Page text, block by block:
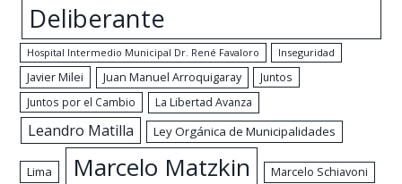
Deliberante
Hospital Intermedio Municipal Dr. René Favaloro Inseguridad
Javier Milei Juan Manuel Arroquigaray
Juntos
Juntos por el Cambio
La Libertad Avanza
Leandro Matilla Ley Orgánica de Municipalidades
Lima Marcelo Matzkin Marcelo Schiavoni